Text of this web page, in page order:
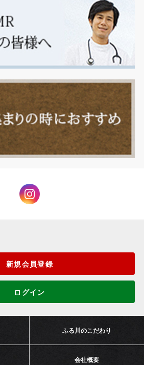
新規会員登録
ログイン
ふる川のこだわり
会社概要